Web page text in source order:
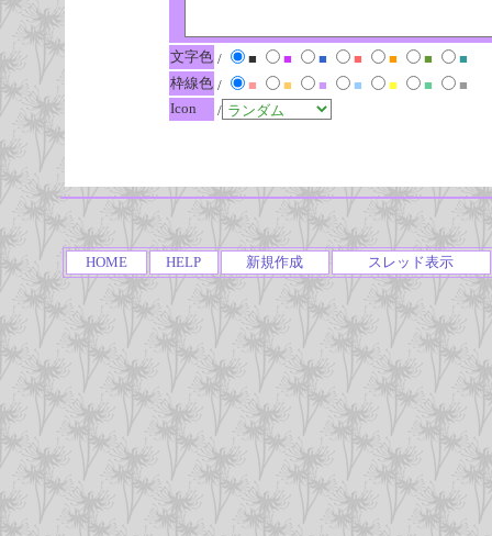
文字色 / ■ ■ ■ ■ ■ ■
■
枠線色 / ■ ■ ■ ■ ■ ■
■
Icon
/
HOME HELP 新規作成 スレッド表示